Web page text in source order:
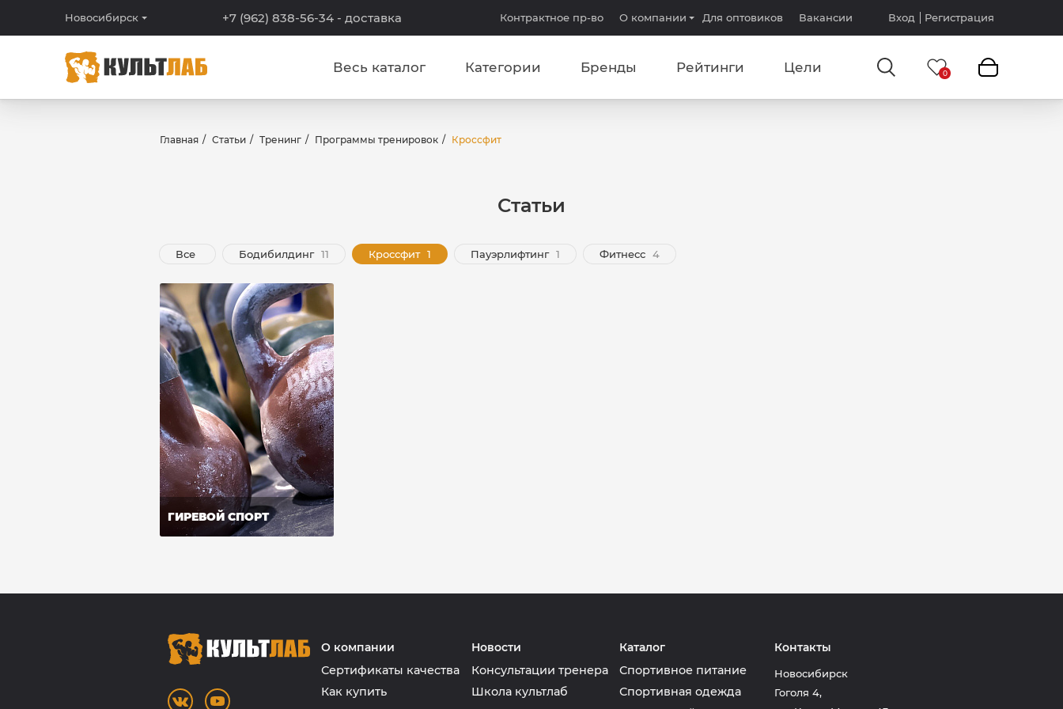
Новосибирск +7 (962) 838-56-34 - доставка Контрактное пр-во О компании Для оптовиков Вакансии Вход Регистрация
Весь каталог Категории Бренды Рейтинги Цели
Главная Статьи Тренинг Программы тренировок Кроссфит
Статьи
Все Бодибилдинг Кроссфит Пауэрлифтинг Фитнесс
ГИРЕВОЙ СПОРТ
О компании
Сертификаты качества
Как купить
Новости
Консультации тренера
Школа культлаб
Каталог
Спортивное питание
Спортивная одежда
Контакты
Новосибирск
Гоголя 4,